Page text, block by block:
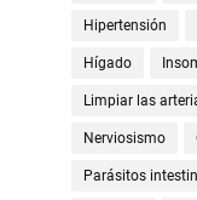
Hipertensión
Hígado
Limpiar las
Nerviosismo
Parásitos